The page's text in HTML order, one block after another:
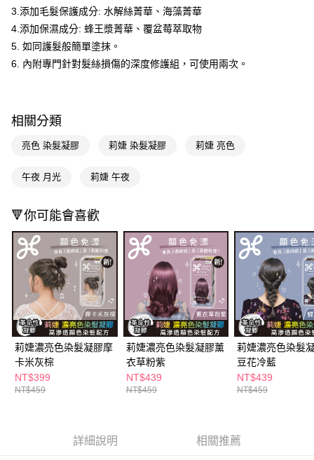
AFTEE先享後付
相關說明
【關於「AFTEE先享後付」】
AFTEE先享後付是「在收到商品之後才付款」的支付方式。 讓您購物簡單
便利好安心！
【「AFTEE先享後付」結帳流程】
１．於結帳方式選擇「AFTEE先享後付」後，將跳轉至「AFTEE先享後付」
３．收到繳費通知簡訊後14天內，點擊此簡訊中的連結，可透過四大超商／
購買商品的店家。未經商家同意取消之訂單仍視為有效，需透過AFTEE先享
後付繳納相關費用。
※ 交易是否成功請以「AFTEE先享後付 」之結帳頁面顯示為準，若有關於
是否繳費成功／繳費後需取消欲退款等相關疑問，請聯繫「AFTEE先享後付
客戶支援中心」https://netprotections.freshdesk.com/support/home
【注意事項】
１．透過由恩沛科技股份有限公司提供之「AFTEE先享後付」服務完成之交
易，需依本服務之必要範圍內提供個人資料，並將交易相關給付款項請求債
權轉讓予恩沛科技股份有限公司。
２．關於個人資料處理事宜，請瀏覽以下網址：
https://aftee.tw/terms/#terms3
３．未成年的使用者請事先徵得法定代理人或監護人之同意方可使用
「AFTEE先享後付」，若未經同意申辦者引起之損失，本公司不負相關責
任。
５．嚴禁一人註冊多個帳號或使用他人資訊註冊。若發現惡意使用之情形，
即享券
每筆NT$65，滿NT$390(含以上)免運費
付款後全家取貨
每筆NT$65，滿NT$390(含以上)免運費
每筆NT$65，滿NT$490(含以上)免運費
付款後萊爾富取貨
每筆NT$65，滿NT$490(含以上)免運費
7-11取貨付款
每筆NT$65，滿NT$490(含以上)免運費
付款後7-11取貨
每筆NT$65，滿NT$490(含以上)免運費
宅配(本島)
每筆NT$100，滿NT$790(含以上)免運費
每筆NT$80，滿NT$290(含以上)免運費
3.添加毛髮保護成分: 水解絲菁華、海藻菁華
4.添加保濕成分: 蜂王漿菁華、覆盆莓萃取物
5. 如同護髮般簡單塗抹。
6. 內附專門針對髮絲損傷的深度修護組，可使用兩次。
相關分類
亮色 染髮凝膠 莉婕 染髮凝膠 莉婕 亮色
午夜 月光 莉婕 午夜
🔻你可能會喜歡
莉婕濃亮色染髮凝膠摩
卡米灰棕
NT$399
NT$459
莉婕濃亮色染髮凝膠薰
衣草粉紫
NT$439
NT$459
莉婕濃亮色染髮
豆花冷藍
NT$439
NT$459
詳細說明 相關推薦